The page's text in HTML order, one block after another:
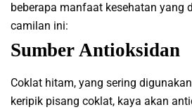
beberapa manfaat kesehatan yang
camilan ini:
Sumber Antioksidan
Coklat hitam, yang sering
keripik pisang coklat, kaya akan